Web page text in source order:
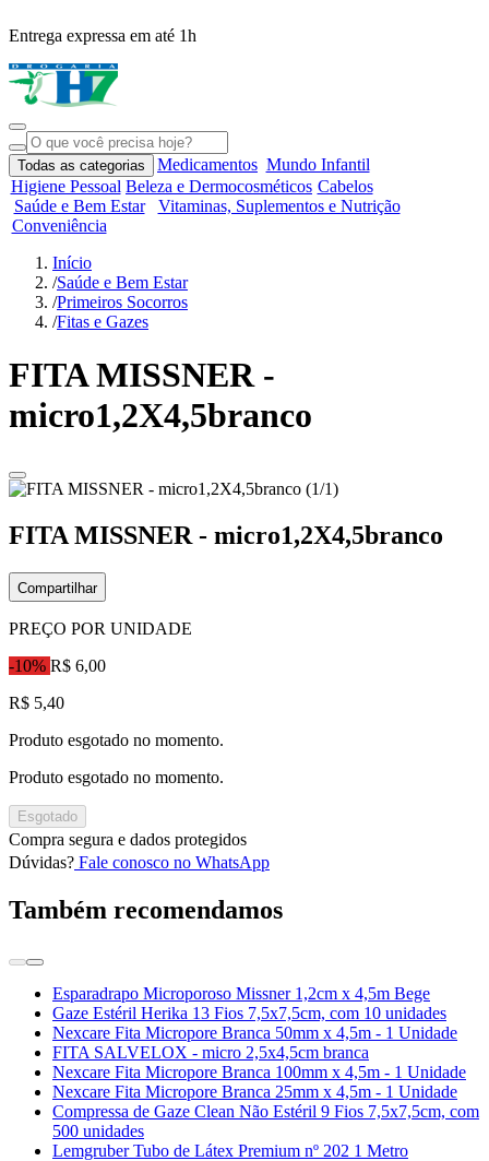
Entrega expressa em até 1h
Todas as categorias Medicamentos Mundo Infantil
Higiene Pessoal Beleza e Dermocosméticos Cabelos
Saúde e Bem Estar
Vitaminas, Suplementos e Nutrição
Conveniência
Início
/Saúde e Bem Estar
/Primeiros Socorros
/Fitas e Gazes
FITA MISSNER -
micro1,2X4,5branco
FITA MISSNER - micro1,2X4,5branco
Compartilhar
PREÇO POR UNIDADE
-10% R$ 6,00
R$ 5,40
Produto esgotado no momento.
Produto esgotado no momento.
Esgotado
Compra segura e dados protegidos
Dúvidas? Fale conosco no WhatsApp
Também recomendamos
Esparadrapo Microporoso Missner 1,2cm x 4,5m Bege
Gaze Estéril Herika 13 Fios 7,5x7,5cm, com 10 unidades
Nexcare Fita Micropore Branca 50mm x 4,5m - 1 Unidade
FITA SALVELOX - micro 2,5x4,5cm branca
Nexcare Fita Micropore Branca 100mm x 4,5m - 1 Unidade
Nexcare Fita Micropore Branca 25mm x 4,5m - 1 Unidade
Compressa de Gaze Clean Não Estéril 9 Fios 7,5x7,5cm, com
500 unidades
Lemgruber Tubo de Látex Premium nº 202 1 Metro